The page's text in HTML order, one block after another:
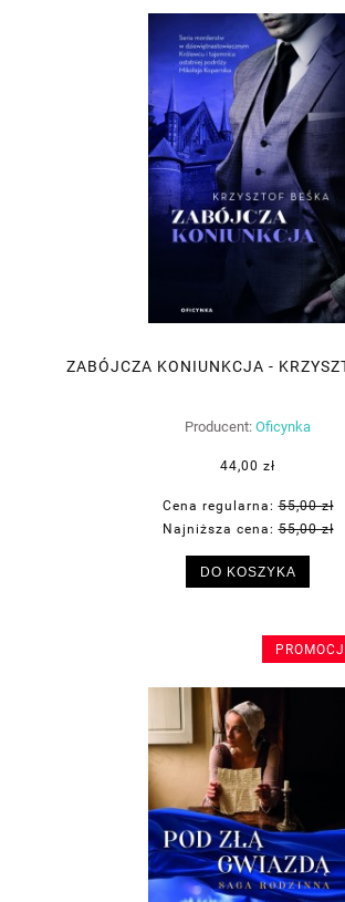
ZABÓJCZA KONIUNKCJA -
Producent: Oficynka
44,00 zł
Cena regularna:55,00 zł
Najniższa cena:55,00 zł
DO KOSZYKA